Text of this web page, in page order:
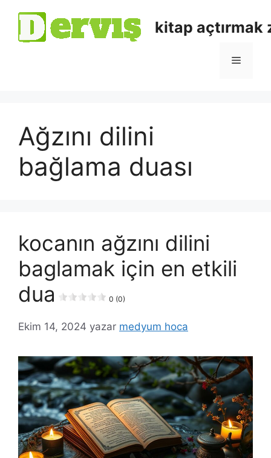
kitap açtırmak
Ağzını dilini
bağlama duası
kocanın ağzını dilini
baglamak için en etkili
dua
0 (0)
Ekim 14, 2024 yazar medyum hoca